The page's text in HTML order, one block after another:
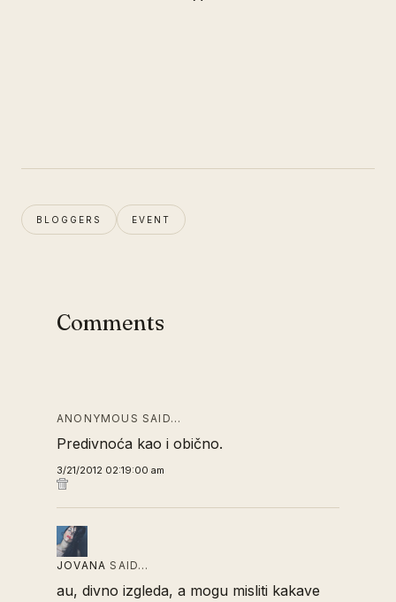
BLOGGERS EVENT
Comments
ANONYMOUS SAID…
Predivnoća kao i obično.
3/21/2012 02:19:00 am
JOVANA SAID…
au, divno izgleda, a mogu misliti kakave